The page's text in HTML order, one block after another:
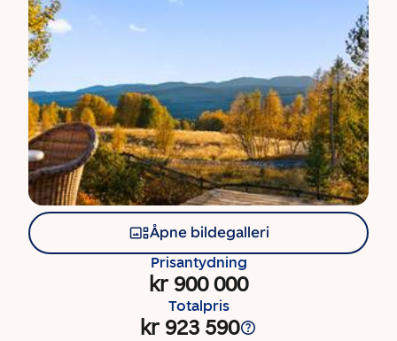
Åpne bildegalleri
Prisantydning
kr 900 000
Totalpris
kr 923 590